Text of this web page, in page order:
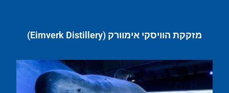
מזקקת הוויסקי אימוורק (Eimverk Distillery)